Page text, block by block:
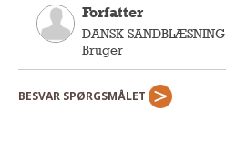
Forfatter
DANSK SANDBLÆSNING
Bruger
BESVAR SPØRGSMÅLET